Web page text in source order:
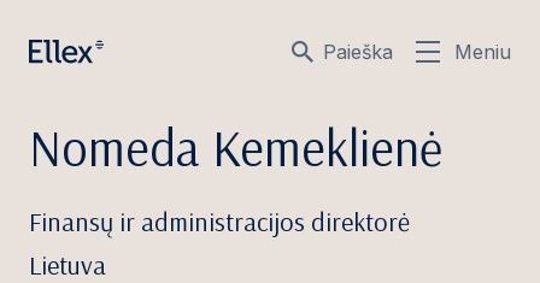
Paieška Meniu
Nomeda Kemeklienė
Finansų ir administracijos direktorė
Lietuva